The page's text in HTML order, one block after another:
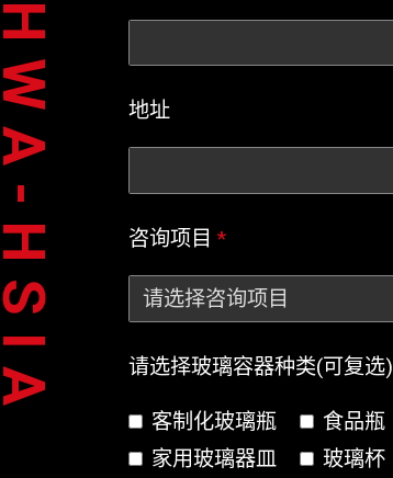
地址
咨询项目 *
请选择玻璃容器种类(可复选)
客制化玻璃瓶 食品瓶
家用玻璃器皿
玻璃杯